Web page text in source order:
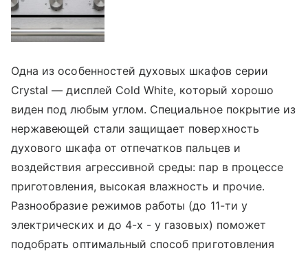
Одна из особенностей духовых шкафов серии
Crystal — дисплей Cold White, который хорошо
виден под любым углом. Специальное покрытие из
нержавеющей стали защищает поверхность
духового шкафа от отпечатков пальцев и
воздействия агрессивной среды: пар в процессе
приготовления, высокая влажность и прочие.
Разнообразие режимов работы (до 11-ти у
электрических и до 4-х - у газовых) поможет
подобрать оптимальный способ приготовления